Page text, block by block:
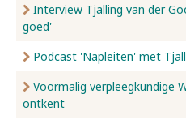
Interview Tjalling van der
goed'
Podcast 'Napleiten' met
Voormalig verpleegkundige
ontkent